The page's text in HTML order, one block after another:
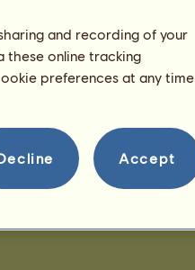
and recording of your
these online tracking
preferences at any time
Accept